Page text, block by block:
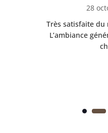
28
Très satisfaite du
L’ambiance